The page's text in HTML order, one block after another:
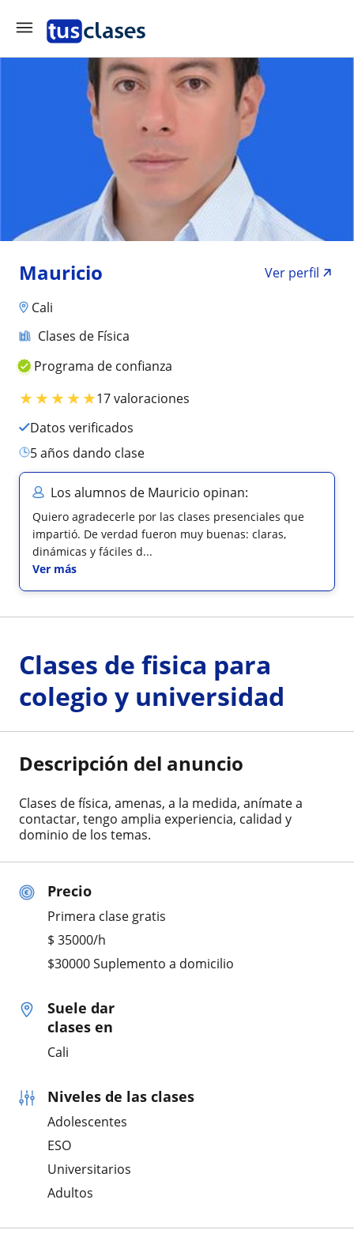
Mauricio
Ver perfil
Cali
Clases de Física
Programa de confianza
★★★★★17 valoraciones
Datos verificados
5 años dando clase
Los alumnos de Mauricio opinan:
Quiero agradecerle por las clases presenciales que
impartió. De verdad fueron muy buenas: claras,
dinámicas y fáciles d...
Ver más
Precio
Primera clase gratis
$ 35000/h
$30000 Suplemento a domicilio
Suele dar
clases en
Cali
Niveles de las clases
Adolescentes
ESO
Universitarios
Adultos
Clases de fisica para
colegio y universidad
Descripción del anuncio
Clases de física, amenas, a la medida, anímate a
contactar, tengo amplia experiencia, calidad y
dominio de los temas.